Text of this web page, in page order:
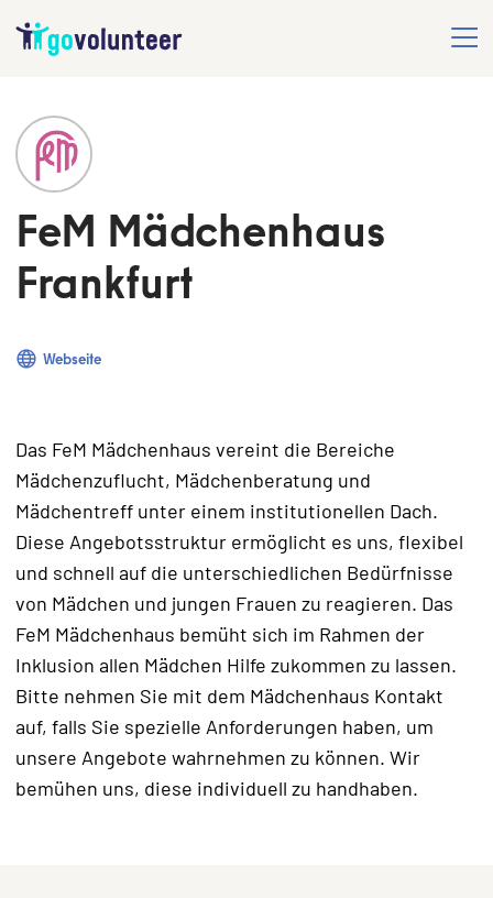
FeM Mädchenhaus
Frankfurt
Webseite
Das FeM Mädchenhaus vereint die Bereiche
Mädchenzuflucht, Mädchenberatung und
Mädchentreff unter einem institutionellen Dach.
Diese Angebotsstruktur ermöglicht es uns, flexibel
und schnell auf die unterschiedlichen Bedürfnisse
von Mädchen und jungen Frauen zu reagieren. Das
FeM Mädchenhaus bemüht sich im Rahmen der
Inklusion allen Mädchen Hilfe zukommen zu lassen.
Bitte nehmen Sie mit dem Mädchenhaus Kontakt
auf, falls Sie spezielle Anforderungen haben, um
unsere Angebote wahrnehmen zu können. Wir
bemühen uns, diese individuell zu handhaben.